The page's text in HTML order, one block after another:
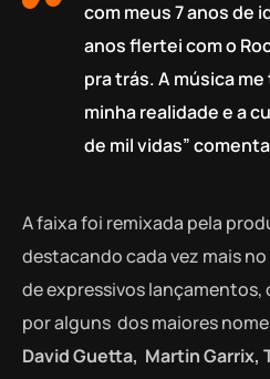
com meus 7 anos de
anos flertei com o
pra trás. A música
minha realidade e a
de mil vidas” comenta
A faixa foi remixada pela
destacando cada vez mais
de expressivos
por alguns dos maiores
David Guetta, Martin Garrix,